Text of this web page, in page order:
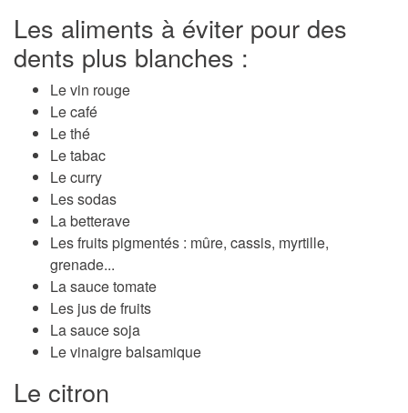
Les aliments à éviter pour des
dents plus blanches :
Le vin rouge
Le café
Le thé
Le tabac
Le curry
Les sodas
La betterave
Les fruits pigmentés : mûre, cassis, myrtille,
grenade...
La sauce tomate
Les jus de fruits
La sauce soja
Le vinaigre balsamique
Le citron